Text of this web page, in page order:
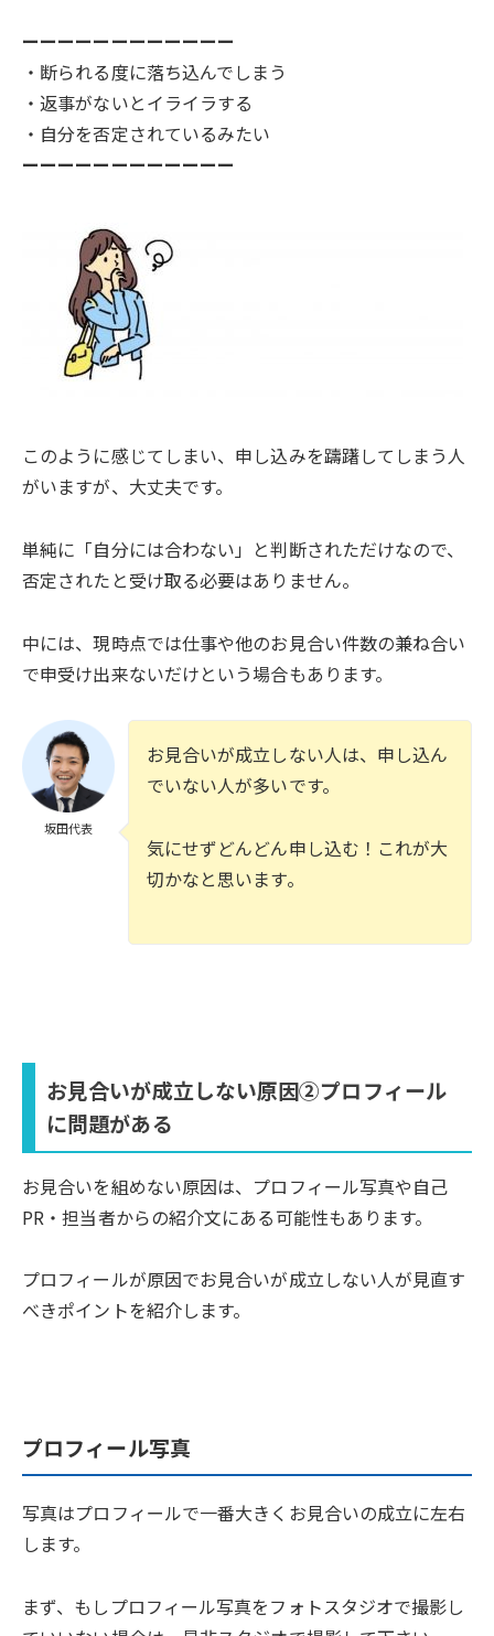
ーーーーーーーーーーーー
・断られる度に落ち込んでしまう
・返事がないとイライラする
・自分を否定されているみたい
ーーーーーーーーーーーー
このように感じてしまい、申し込みを躊躇してしまう人
がいますが、大丈夫です。
単純に「自分には合わない」と判断されただけなので、
否定されたと受け取る必要はありません。
中には、現時点では仕事や他のお見合い件数の兼ね合い
で申受け出来ないだけという場合もあります。
坂田代表
お見合いが成立しない人は、申し込ん
でいない人が多いです。
気にせずどんどん申し込む！これが大
切かなと思います。
お見合いが成立しない原因②プロフィール
に問題がある
お見合いを組めない原因は、プロフィール写真や自己
PR・担当者からの紹介文にある可能性もあります。
プロフィールが原因でお見合いが成立しない人が見直す
べきポイントを紹介します。
プロフィール写真
写真はプロフィールで一番大きくお見合いの成立に左右
します。
まず、もしプロフィール写真をフォトスタジオで撮影し